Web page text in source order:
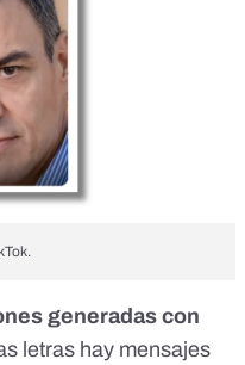
generadas con
letras hay mensajes